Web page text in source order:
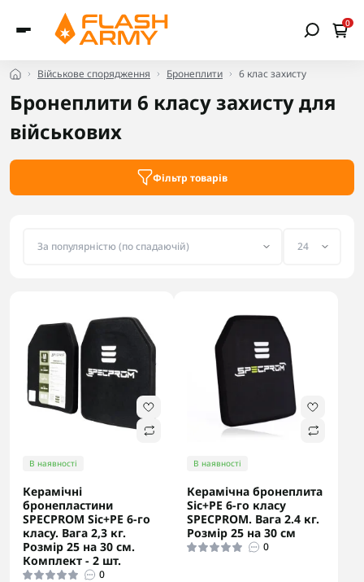
0
Військове спорядження Бронеплити 6 клас захисту
Бронеплити 6 класу захисту для
військових
Фільтр товарів
В наявності
Керамічні
бронепластини
SPECPROM Sic+PE 6-го
класу. Вага 2,3 кг.
Розмір 25 на 30 см.
Комплект - 2 шт.
0
В наявності
Керамічна бронеплита
Sic+PE 6-го класу
SPECPROM. Вага 2.4 кг.
Розмір 25 на 30 см
0